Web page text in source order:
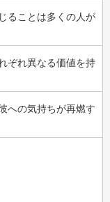
ることは多くの人が
ぞれ異なる価値を持
への気持ちが再燃す